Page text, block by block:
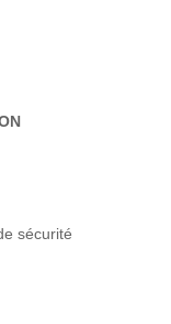
sécurité